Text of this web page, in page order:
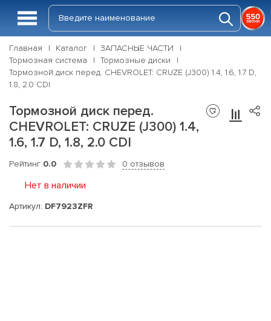
Главная Каталог
ЗАПАСНЫЕ ЧАСТИ
Тормозная система
Тормозные диски
Тормозной диск перед. CHEVROLET: CRUZE (J300) 1.4, 1.6, 1.7 D,
1.8, 2.0 CDI
Тормозной диск перед.
CHEVROLET: CRUZE (J300) 1.4,
1.6, 1.7 D, 1.8, 2.0 CDI
Рейтинг 0.0 0 отзывов
Нет в наличии
Артикул: DF7923ZFR